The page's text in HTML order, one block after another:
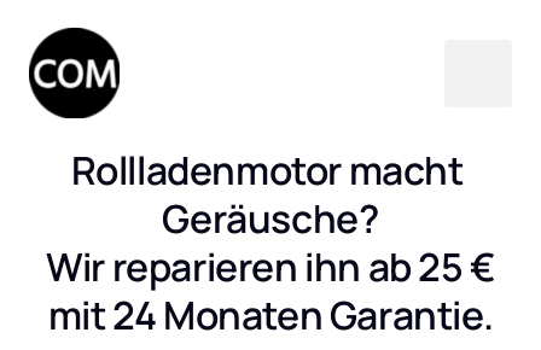
Rollladenmotor macht
Geräusche?
Wir reparieren ihn ab 25 €
mit 24 Monaten Garantie.